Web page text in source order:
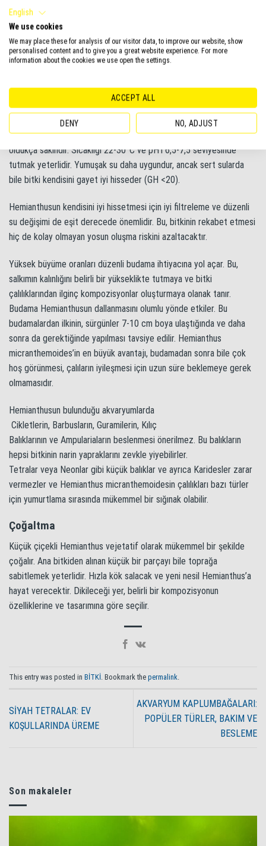
uygulanması yeterlidir.
potasyum, demir vb. gibi hayati elementler olmadan, bitki düzgün
bir şekilde gelişemez. Tetra PlantaMin ve Tetra PlantaPRO Micro
olacaktır. Makro elementlerin eklenmesi de gerekli olabilir, ancak
sadece akvaryum testlerinin sonuçlarına göre eklenmelidir.
Ancak Hemianthusmicranthemoides su parametreleri konusunda
oldukça sakindir. Sıcaklığı 22-30°C ve pH’ı 6,5-7,5 seviyesinde
tutmak yeterlidir. Yumuşak su daha uygundur, ancak sert sularda
bile bitki kendisini gayet iyi hisseder (GH <20).
Hemianthusun kendisini iyi hissetmesi için iyi filtreleme ve düzenli
su değişimi de eşit derecede önemlidir. Bu, bitkinin rekabet etmesi
hiç de kolay olmayan yosun oluşma riskini azaltacaktır.
Yüksek büyüme oranları düzenli budama ihtiyacına yol açar. Bu,
salkımın kalınlığını belirli bir yükseklikte tutmaya ve bitki
çalılıklarından ilginç kompozisyonlar oluşturmaya olanak tanır.
Budama Hemianthusun dallanmasını olumlu yönde etkiler. Bu
budamalardan ilkinin, sürgünler 7-10 cm boya ulaştığında ve daha
sonra da gerektiğinde yapılması tavsiye edilir. Hemianthus
micranthemoides’in en büyük avantajı, budamadan sonra bile çok
hoş görünmesi, çalıların iyileşmesi için uzun süre beklemeye gerek
olmamasıdır.
Hemianthusun bulunduğu akvaryumlarda
Cikletlerin, Barbusların, Guramilerin, Kılıç
Balıklarının ve Ampulariaların beslenmesi önerilmez. Bu balıkların
hepsi bitkinin narin yapraklarını zevkle yiyebilirler.
Tetralar veya Neonlar gibi küçük balıklar ve ayrıca Karidesler zarar
vermezler ve Hemianthus micranthemoidesin çalılıkları bazı türler
için yumurtlama sırasında mükemmel bir sığınak olabilir.
Çoğaltma
Küçük çiçekli Hemianthus vejetatif olarak mükemmel bir şekilde
çoğalır. Ana bitkiden alınan küçük bir parçayı bile toprağa
sabitlemek yeterlidir. Hızla kök salacak ve yeni nesil Hemianthus’a
hayat verecektir. Dikileceği yer, belirli bir kompozisyonun
özelliklerine ve tasarımına göre seçilir.
This entry was posted in BİTKİ . Bookmark the permalink
SİYAH TETRALAR: EV
KOŞULLARINDA ÜREME
AKVARYUM KAPLUMBAĞALARI:
POPÜLER TÜRLER, BAKIM VE
BESLEME
Son makaleler
English
We use cookies
We may place these for analysis of our visitor data, to improve our website, show
personalised content and to give you a great website experience. For more
information about the cookies we use open the settings.
ACCEPT ALL
DENY NO, ADJUST